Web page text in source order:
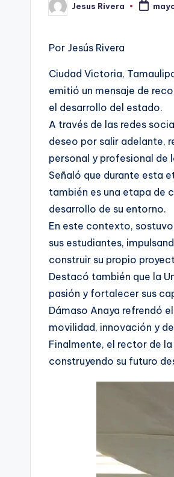
Publicado
por
Jesus Rivera
Por Jesús Rivera
Ciudad Victoria,
emitió un mensaje de
el desarrollo del estado.
A través de las redes
deseo por salir adelante,
personal y profesional de
Señaló que durante esta
también es una etapa de
desarrollo de su entorno.
En este contexto,
sus estudiantes,
construir su propio
Destacó también que la
pasión y fortalecer sus
Dámaso Anaya refrendó
movilidad, innovación y
Finalmente, el rector de
construyendo su futuro